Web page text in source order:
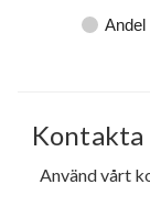
Andel
Kontakta
Använd vårt